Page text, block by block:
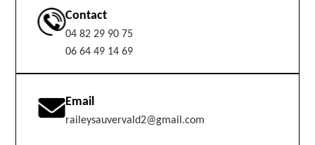
Contact
04 82 29 90 75
06 64 49 14 69
Email
raileysauvervald2@gmail.com